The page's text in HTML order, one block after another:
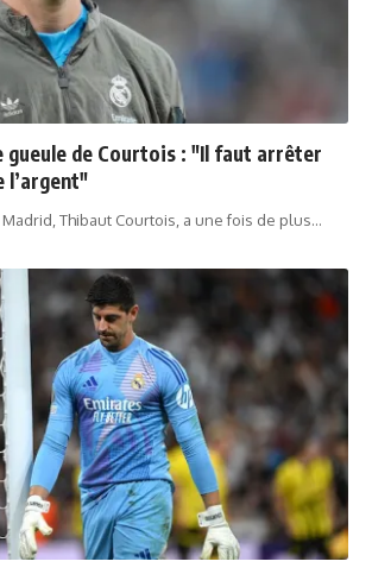
gueule de Courtois : "Il faut arrêter
l’argent"
Thibaut Courtois, a une fois de plus…